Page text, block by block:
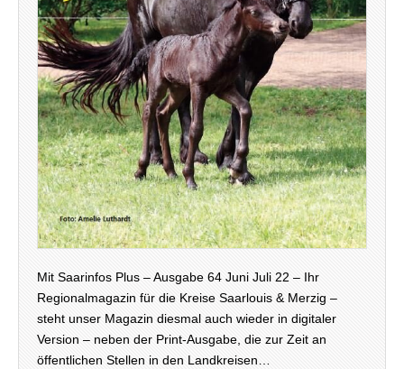
Mit Saarinfos Plus – Ausgabe 64 Juni Juli 22 – Ihr
Regionalmagazin für die Kreise Saarlouis & Merzig –
steht unser Magazin diesmal auch wieder in digitaler
Version – neben der Print-Ausgabe, die zur Zeit an
öffentlichen Stellen in den Landkreisen…